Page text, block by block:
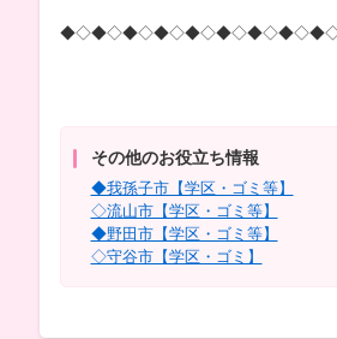
その他のお役立ち情報
◆我孫子市【学区・ゴミ等】
◇流山市【学区・ゴミ等】
◆野田市【学区・ゴミ等】
◇守谷市【学区・ゴミ】